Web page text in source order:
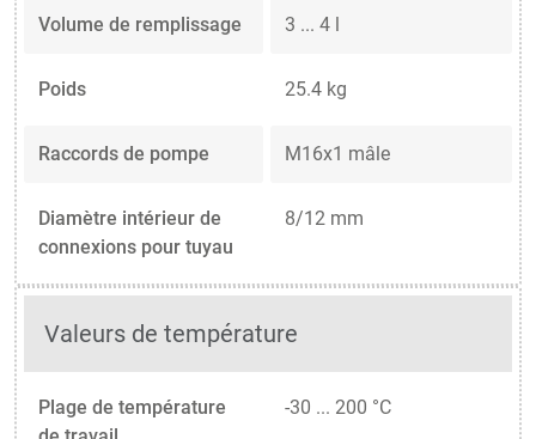
Volume de remplissage 3 ... 4 l
Poids 25.4 kg
Raccords de pompe M16x1 mâle
Diamètre intérieur de
connexions pour tuyau
8/12 mm
Valeurs de température
Plage de température
-30 ... 200 °C